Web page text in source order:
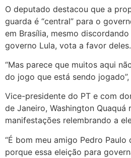
O deputado destacou que a
guarda é “central” para o
em Brasília, mesmo
governo Lula, vota a favor deles.
“Mas parece que muitos aqui
do jogo que está sendo
Vice-presidente do PT e com
de Janeiro, Washington Quaquá
manifestações relembrando a
“É bom meu amigo Pedro
porque essa eleição para